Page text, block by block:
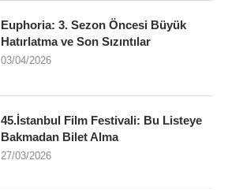
Euphoria: 3. Sezon Öncesi Büyük
Hatırlatma ve Son Sızıntılar
03/04/2026
45.İstanbul Film Festivali: Bu Listeye
Bakmadan Bilet Alma
27/03/2026